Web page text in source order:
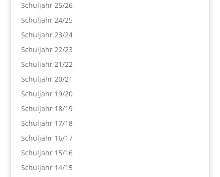
Schuljahr 25/26
Schuljahr 24/25
Schuljahr 23/24
Schuljahr 22/23
Schuljahr 21/22
Schuljahr 20/21
Schuljahr 19/20
Schuljahr 18/19
Schuljahr 17/18
Schuljahr 16/17
Schuljahr 15/16
Schuljahr 14/15